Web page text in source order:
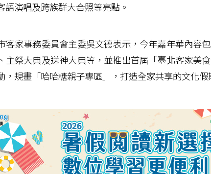
語演唱及跨族群大合照等亮點。
客家事務委員會主委吳文德表示，今年嘉年華內容
主祭大典及送神大典等，並推出首屆「臺北客家美
，規畫「哈哈糖親子專區」，打造全家共享的文化假